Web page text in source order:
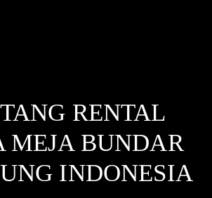
RENTAL
MEJA BUNDAR
INDONESIA